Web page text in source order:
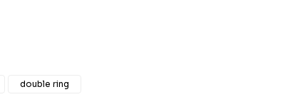
double ring